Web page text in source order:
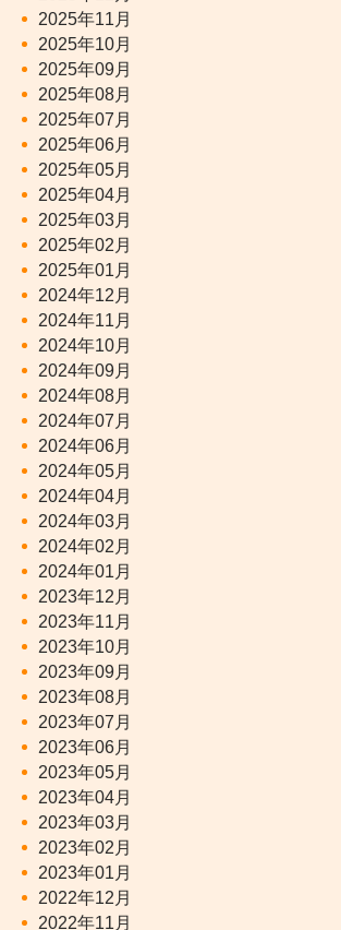
2025年11月
2025年10月
2025年09月
2025年08月
2025年07月
2025年06月
2025年05月
2025年04月
2025年03月
2025年02月
2025年01月
2024年12月
2024年11月
2024年10月
2024年09月
2024年08月
2024年07月
2024年06月
2024年05月
2024年04月
2024年03月
2024年02月
2024年01月
2023年12月
2023年11月
2023年10月
2023年09月
2023年08月
2023年07月
2023年06月
2023年05月
2023年04月
2023年03月
2023年02月
2023年01月
2022年12月
2022年11月